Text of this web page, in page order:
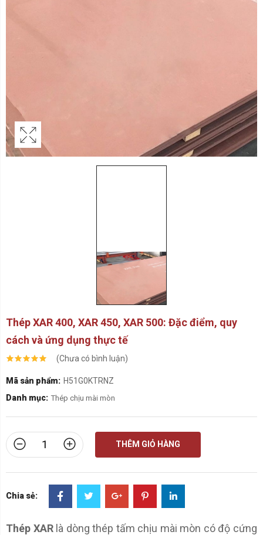
Thép XAR 400, XAR 450, XAR 500: Đặc điểm, quy
cách và ứng dụng thực tế
(Chưa có bình luận)
Mã sản phẩm: H51G0KTRNZ
Danh mục: Thép chịu mài mòn
THÊM GIỎ HÀNG
Chia sẻ:
Thép XARlà dòng thép tấm chịu mài mòn có độ cứng